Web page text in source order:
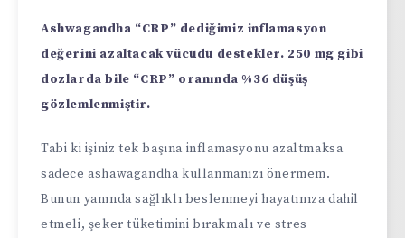
Ashwagandha “CRP” dediğimiz inflamasyon
değerini azaltacak vücudu destekler. 250 mg gibi
dozlarda bile “CRP” oranında %36 düşüş
gözlemlenmiştir.
Tabi ki işiniz tek başına inflamasyonu azaltmaksa
sadece ashawagandha kullanmanızı önermem.
Bunun yanında sağlıklı beslenmeyi hayatınıza dahil
etmeli, şeker tüketimini bırakmalı ve stres